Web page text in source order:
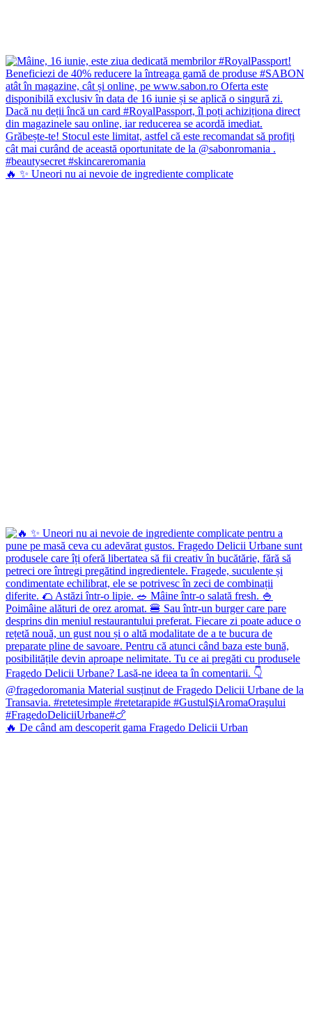
🔥 ✨ Uneori nu ai nevoie de ingrediente complicate
🔥 De când am descoperit gama Fragedo Delicii Urban